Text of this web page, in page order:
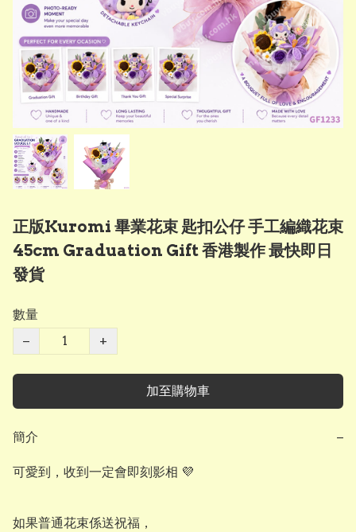
正版Kuromi 畢業花束 匙扣公仔 手工編織花束
45cm Graduation Gift 香港製作 最快即日
發貨
數量
−
+
加至購物車
簡介 −
可愛到，收到一定會即刻影相 💜
如果普通花束係送祝福，